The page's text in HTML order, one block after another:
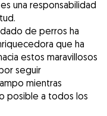
una responsabilidad
de perros ha
que ha
estos maravillosos
seguir
mientras
posible a todos los